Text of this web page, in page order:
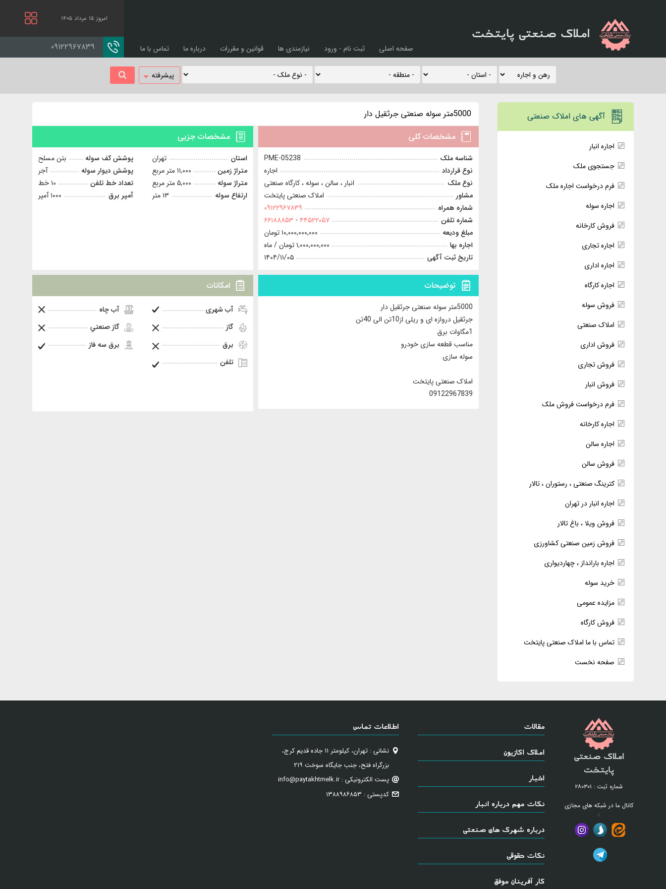
املاک صنعتی پایتخت
صفحه اصلی ثبت نام - ورود نیازمندی ها قوانین و مقررات درباره ما تماس با ما
امروز ۱۵ مرداد ۱۴۰۵
۰۹۱۲۲۹۶۷۸۳۹
پیشرفته
آگهی های املاک صنعتی
اجاره انبار
جستجوی ملک
فرم درخواست اجاره ملک
اجاره سوله
فروش کارخانه
اجاره تجاری
اجاره اداری
اجاره کارگاه
فروش سوله
املاک صنعتی
فروش اداری
فروش تجاری
فروش انبار
فرم درخواست فروش ملک
اجاره کارخانه
اجاره سالن
فروش سالن
کترینگ صنعتی ، رستوران ، تالار
اجاره انبار در تهران
فروش ویلا ، باغ تالار
فروش زمین صنعتی کشاورزی
اجاره بارانداز ، چهاردیواری
خرید سوله
مزایده عمومی
فروش کارگاه
تماس با ما املاک صنعتی پایتخت
صفحه نخست
5000متر سوله صنعتی جرثقیل دار
مشخصات کلی
شناسه ملک
PME-05238
نوع قرارداد
اجاره
نوع ملک
انبار ، سالن ، سوله ، کارگاه صنعتی
مشاور
املاک صنعتی پایتخت
شماره همراه
۰۹۱۲۲۹۶۷۸۳۹
شماره تلفن
۴۴۵۲۲۰۵۷ - ۶۶۱۸۸۸۵۳
مبلغ ودیعه
۱۰,۰۰۰,۰۰۰,۰۰۰ تومان
اجاره بها
۱,۰۰۰,۰۰۰,۰۰۰ تومان
/ ماه
تاریخ ثبت آگهی
۱۴۰۴/۱۱/۰۵
مشخصات جزیی
استان
تهران
متراژ زمین
۱۱,۰۰۰ متر مربع
متراژ سوله
۵,۰۰۰ متر مربع
ارتفاع سوله
۱۳ متر
پوشش کف سوله
بتن مسلح
پوشش دیوار سوله
آجر
تعداد خط تلفن
۱۰ خط
آمپر برق
۱۰۰۰ آمپر
توضیحات
5000متر سوله صنعتی جرثقیل دار
جرثقیل دروازه ای و ریلی از10تن الی 40تن
1مگاوات برق
مناسب قطعه سازی خودرو
سوله سازی
املاک صنعتی پایتخت
09122967839
امکانات
آب شهری
گاز
برق
تلفن
آب چاه
گاز صنعتي
برق سه فاز
املاک صنعتی
پایتخت
شماره ثبت : ۲۸۰۳۰۱
کانال ما در شبکه های مجازی
:
مقالات
املاک اکازیون
اخبار
نکات مهم درباره انبار
درباره شهرک های صنعتی
نکات حقوقی
کار آفرینان موفق
اطلاعات تماس
نشانی : تهران، کیلومتر ۱۱ جاده قدیم کرج،
بزرگراه فتح، جنب جایگاه سوخت ۲۱۹
پست الکترونیکی : info@paytakhtmelk.ir
کدپستی : ۱۳۸۸۹۸۶۸۵۳